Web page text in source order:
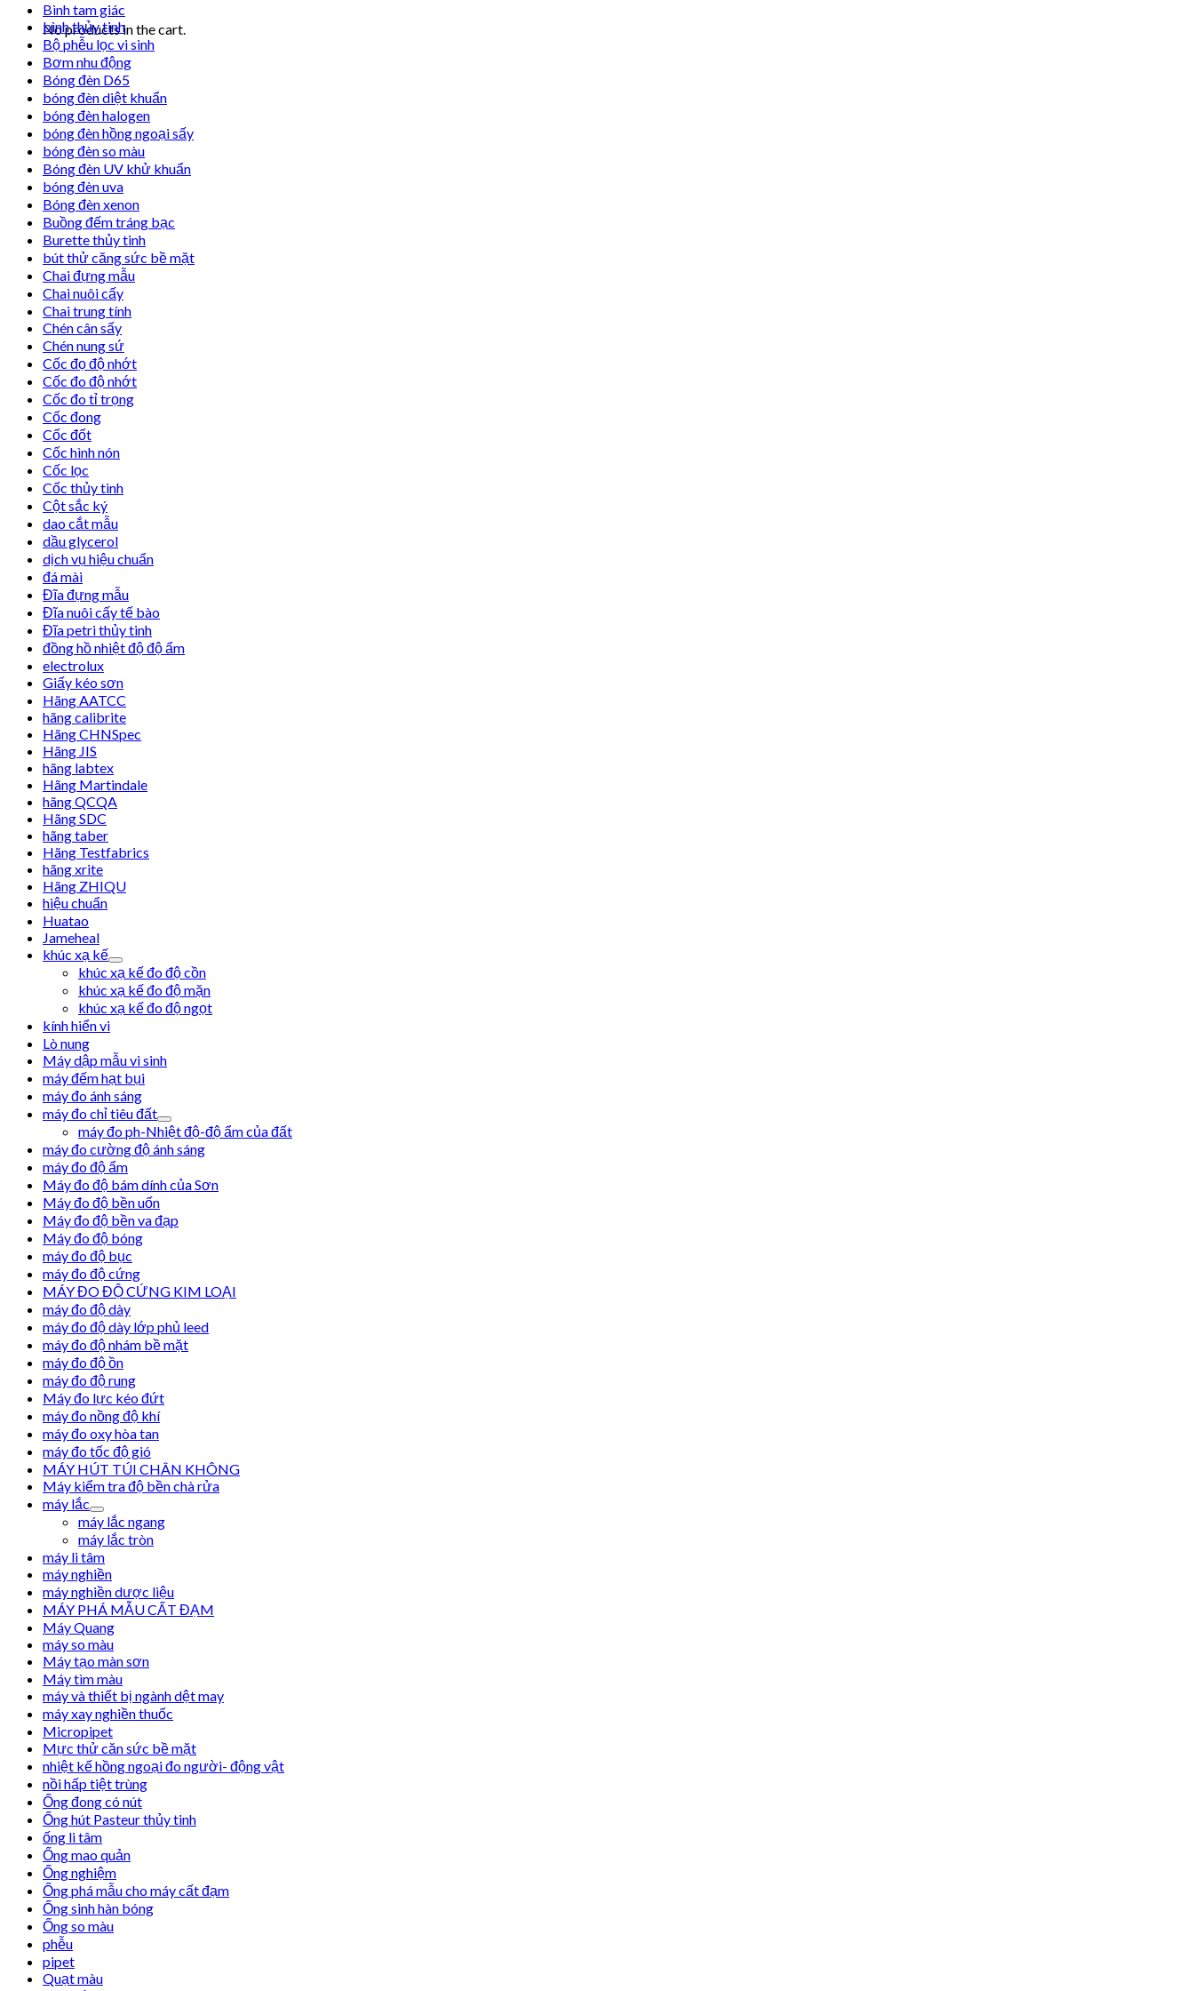
No products in the cart.
Bình tam giác
bình thủy tinh
Bộ phễu lọc vi sinh
Bơm nhu động
Bóng đèn D65
bóng đèn diệt khuẩn
bóng đèn halogen
bóng đèn hồng ngoại sấy
bóng đèn so màu
Bóng đèn UV khử khuẩn
bóng đèn uva
Bóng đèn xenon
Buồng đếm tráng bạc
Burette thủy tinh
bút thử căng sức bề mặt
Chai đựng mẫu
Chai nuôi cấy
Chai trung tính
Chén cân sấy
Chén nung sứ
Cốc đọ độ nhớt
Cốc đo độ nhớt
Cốc đo tỉ trọng
Cốc đong
Cốc đốt
Cốc hình nón
Cốc lọc
Cốc thủy tinh
Cột sắc ký
dao cắt mẫu
dầu glycerol
dịch vụ hiệu chuẩn
đá mài
Đĩa đựng mẫu
Đĩa nuôi cấy tế bào
Đĩa petri thủy tinh
đồng hồ nhiệt độ độ ẩm
electrolux
Giấy kéo sơn
Hãng AATCC
hãng calibrite
Hãng CHNSpec
Hãng JIS
hãng labtex
Hãng Martindale
hãng QCQA
Hãng SDC
hãng taber
Hãng Testfabrics
hãng xrite
Hãng ZHIQU
hiệu chuẩn
Huatao
Jameheal
khúc xạ kế
khúc xạ kế đo độ cồn
khúc xạ kế đo độ mặn
khúc xạ kế đo độ ngọt
kính hiển vi
Lò nung
Máy dập mẫu vi sinh
máy đếm hạt bụi
máy đo ánh sáng
máy đo chỉ tiêu đất
máy đo ph-Nhiệt độ-độ ẩm của đất
máy đo cường độ ánh sáng
máy đo độ ẩm
Máy đo độ bám dính của Sơn
Máy đo độ bền uốn
Máy đo độ bền va đạp
Máy đo độ bóng
máy đo độ bục
máy đo độ cứng
MÁY ĐO ĐỘ CỨNG KIM LOẠI
máy đo độ dày
máy đo độ dày lớp phủ leed
máy đo độ nhám bề mặt
máy đo độ ồn
máy đo độ rung
Máy đo lực kéo đứt
máy đo nồng độ khí
máy đo oxy hòa tan
máy đo tốc độ gió
MÁY HÚT TÚI CHÂN KHÔNG
Máy kiểm tra độ bền chà rửa
máy lắc
máy lắc ngang
máy lắc tròn
máy li tâm
máy nghiền
máy nghiền dược liệu
MÁY PHÁ MẪU CẤT ĐẠM
Máy Quang
máy so màu
Máy tạo màn sơn
Máy tìm màu
máy và thiết bị ngành dệt may
máy xay nghiền thuốc
Micropipet
Mực thử căn sức bề mặt
nhiệt kế hồng ngoại đo người- động vật
nồi hấp tiệt trùng
Ống đong có nút
Ống hút Pasteur thủy tinh
ống li tâm
Ống mao quản
Ống nghiệm
Ống phá mẫu cho máy cất đạm
Ống sinh hàn bóng
Ống so màu
phễu
pipet
Quạt màu